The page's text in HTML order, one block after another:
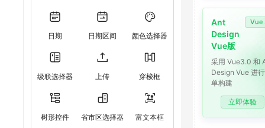
日期 日期区间 颜色选择器
级联选择器 上传 穿梭框
树形控件 省市区选择器 富文本框
Ant
Design
Vue版
Vue
采用 Vue3.0 和
Design Vue 进
单构建
立即体验